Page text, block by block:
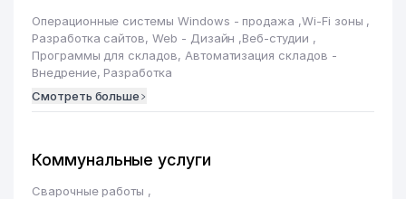
Операционные системы Windows - продажа ,Wi-Fi зоны ,
Разработка сайтов, Web - Дизайн ,Веб-студии ,
Программы для складов, Автоматизация складов -
Внедрение, Разработка
Смотреть больше
Коммунальные услуги
Сварочные работы ,